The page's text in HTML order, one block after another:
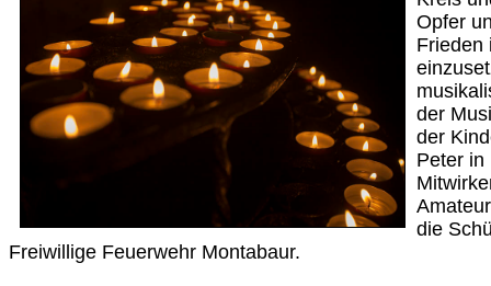
Opfer
Frieden
der
der
Peter in
die
Freiwillige Feuerwehr Montabaur.